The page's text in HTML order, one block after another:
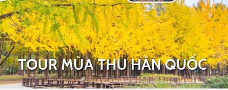
TOUR MÙA THU HÀN QUỐC